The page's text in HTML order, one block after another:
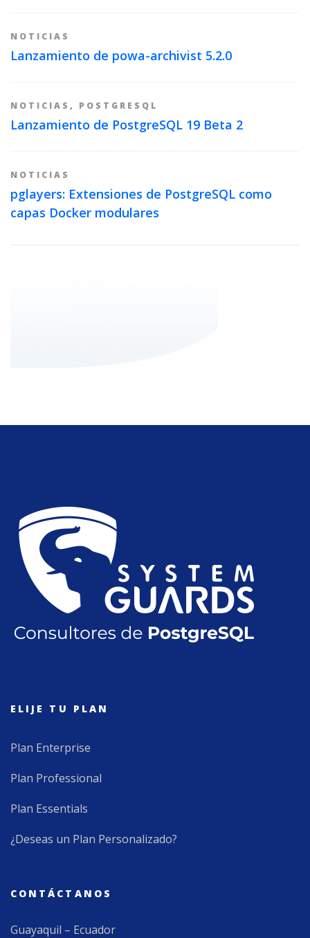
NOTICIAS
Lanzamiento de powa-archivist 5.2.0
NOTICIAS , POSTGRESQL
Lanzamiento de PostgreSQL 19 Beta 2
NOTICIAS
pglayers: Extensiones de PostgreSQL como
capas Docker modulares
ELIJE TU PLAN
Plan Enterprise
Plan Professional
Plan Essentials
¿Deseas un Plan Personalizado?
CONTÁCTANOS
Guayaquil – Ecuador